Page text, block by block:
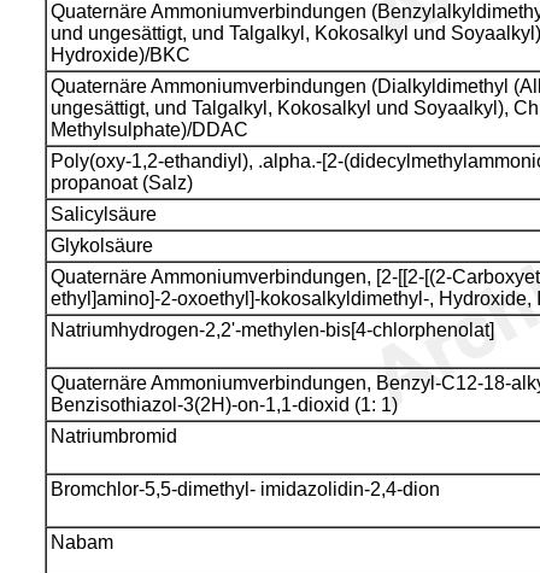
Quaternäre Ammoniumverbindungen
und ungesättigt, und Talgalkyl, Kokosalkyl und
Hydroxide)/BKC
Quaternäre Ammoniumverbindungen (Dialkyldimethyl
ungesättigt, und Talgalkyl, Kokosalkyl und Soyaalkyl),
Methylsulphate)/DDAC
Poly(oxy-1,2-ethandiyl), .alpha.-[2-
propanoat (Salz)
Salicylsäure
Glykolsäure
Quaternäre Ammoniumverbindungen, [2-[[2-[(2-
ethyl]amino]-2-oxoethyl]-kokosalkyldimethyl-, Hydroxide,
Natriumhydrogen-2,2'-methylen-bis[4-chlorphenolat]
Quaternäre Ammoniumverbindungen, Benzyl-C12-18-
Benzisothiazol-3(2H)-on-1,1-dioxid (1: 1)
Natriumbromid
Bromchlor-5,5-dimethyl- imidazolidin-2,4-dion
Nabam